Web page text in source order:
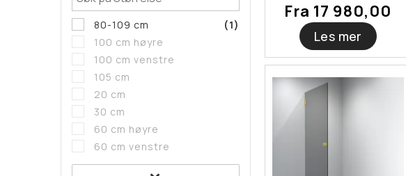
80-109 cm
(1)
100 cm høyre
100 cm venstre
105 cm
20 cm
30 cm
60 cm høyre
60 cm venstre
Fra 17 980,00
Les mer